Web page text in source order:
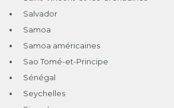
Salvador
Samoa
Samoa américaines
Sao Tomé-et-Principe
Sénégal
Seychelles